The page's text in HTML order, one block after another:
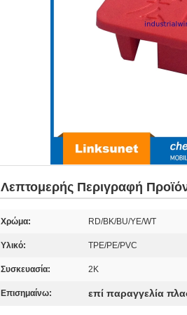
Λεπτομερής Περιγραφή
Χρώμα: RD/BK/BU/YE/WT
Υλικό: TPE/PE/PVC
Συσκευασία: 2K
Επισημαίνω: επί παραγγελία